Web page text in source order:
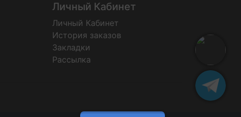
Личный Кабинет
Личный Кабинет
История заказов
Закладки
Рассылка